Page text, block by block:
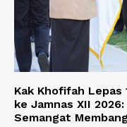
Kak Khofifah
ke Jamnas XII
Semangat